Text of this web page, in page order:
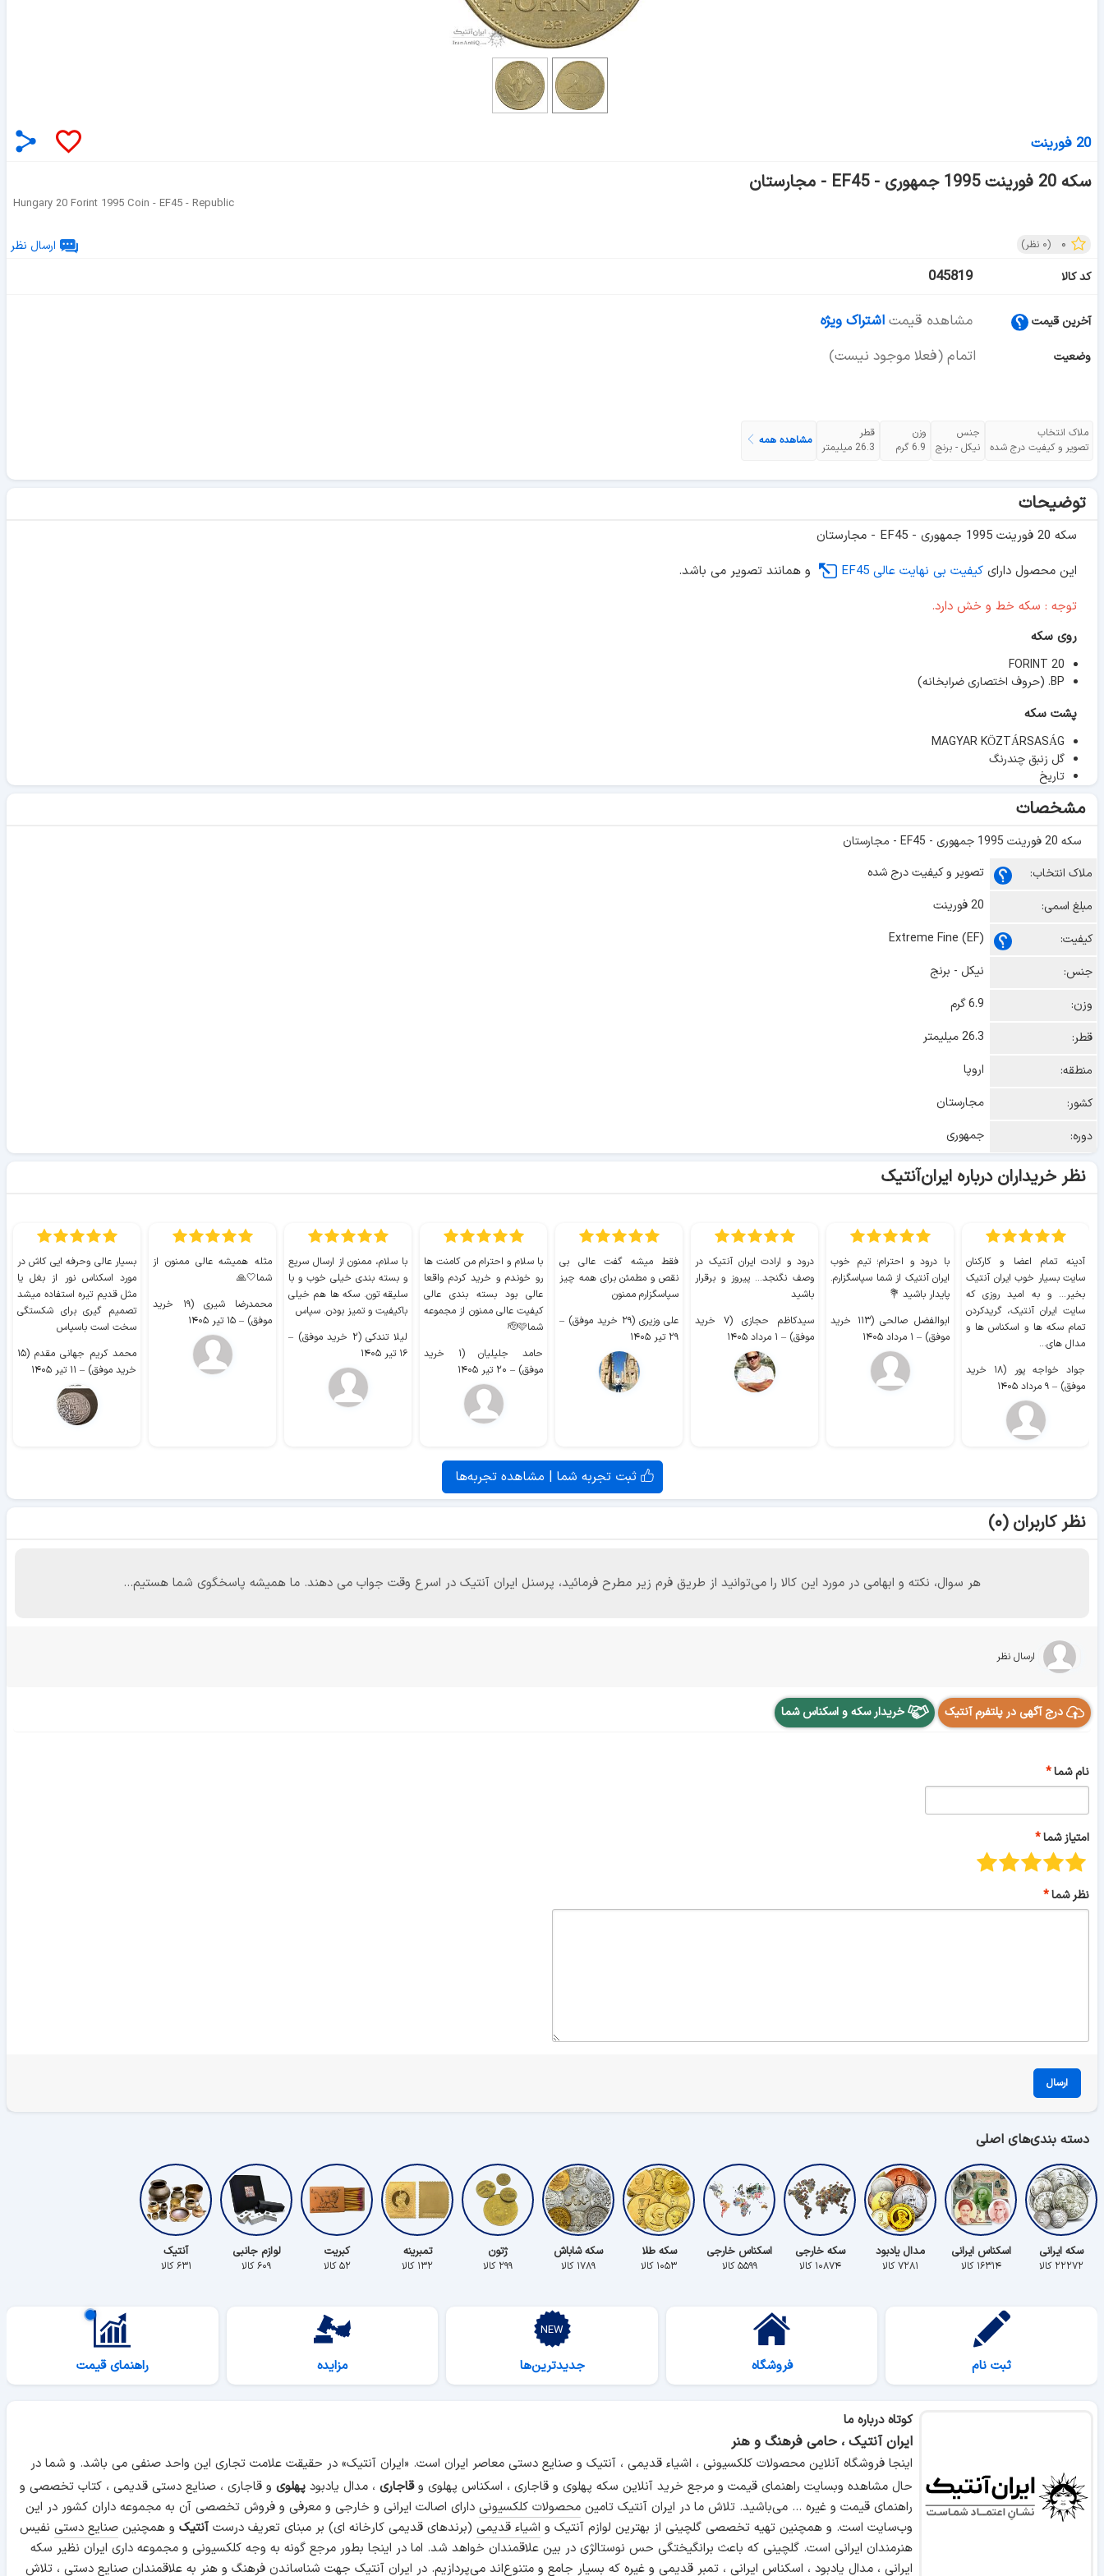
20 فورینت
سکه 20 فورینت 1995 جمهوری - EF45 - مجارستان
Hungary 20 Forint 1995 Coin - EF45 - Republic
۰ (۰ نظر)
ارسال نظر
کد کالا
045819
آخرین قیمت مشاهده قیمت اشتراک ویژه
وضعیت اتمام (فعلا موجود نیست)
ملاک انتخاب
تصویر و کیفیت درج شده
جنس
نیکل - برنج
وزن
6.9 گرم
قطر
26.3 میلیمتر
مشاهده همه
توضیحات
سکه 20 فورینت 1995 جمهوری - EF45 - مجارستان
این محصول دارای کیفیت بی نهایت عالی EF45
و همانند تصویر می باشد.
توجه : سکه خط و خش دارد.
روی سکه
20 FORINT
BP. (حروف اختصاری ضرابخانه)
پشت سکه
MAGYAR KÖZTÁRSASÁG
گل زنبق چندرنگ
تاریخ
مشخصات
سکه 20 فورینت 1995 جمهوری - EF45 - مجارستان
ملاک انتخاب:
تصویر و کیفیت درج شده
مبلغ اسمی:
20 فورینت
کیفیت:
Extreme Fine (EF)
جنس:
نیکل - برنج
وزن:
6.9 گرم
قطر:
26.3 میلیمتر
منطقه:
اروپا
کشور:
مجارستان
دوره:
جمهوری
نظر خریداران درباره ایران‌آنتیک
آدینه تمام اعضا و کارکنان
سایت بسیار خوب ايران آنتیک
بخیر... و به امید روزی که
سایت ايران آنتیک، گریدکردن
تمام سکه ها و اسکناس ها و
مدال های...
جواد خواجه پور (۱۸ خرید
موفق) – ۹ مرداد ۱۴۰۵
با درود و احترام؛ تیم خوب
ایران آنتیک از شما سپاسگزارم.
پایدار باشید 💐
ابوالفضل صالحی (۱۱۳ خرید
موفق) – ۱ مرداد ۱۴۰۵
درود و ارادت ایران آنتیک در
وصف نگنجد... پیروز و برقرار
باشید
سیدکاظم حجازی (۷ خرید
موفق) – ۱ مرداد ۱۴۰۵
فقط میشه گفت عالی بی
نقص و مطمئن برای همه چیز
سپاسگزارم ممنون
علی وزیری (۲۹ خرید موفق)
–
۲۹ تیر ۱۴۰۵
با سلام و احترام من کامنت ها
رو خوندم و خرید کردم واقعا
عالی بود بسته بندی عالی
کیفیت عالی ممنون از مجموعه
شما🫡🩷
حامد جلیلیان (۱ خرید
موفق) – ۲۰ تیر ۱۴۰۵
با سلام، ممنون از ارسال سریع
و بسته بندی خیلی خوب و با
سلیقه تون. سکه ها هم خیلی
باکیفیت و تمیز بودن. سپاس
لیلا تندکی (۲ خرید موفق)
–
۱۶ تیر ۱۴۰۵
مثله همیشه عالی ممنون از
شما🤍🙏
محمدرضا شیری (۱۹ خرید
موفق) – ۱۵ تیر ۱۴۰۵
بسیار عالی وحرفه ایی کاش در
مورد اسکناس نور از بغل یا
مثل قدیم تیره استفاده میشد
تصمیم گیری برای شکستگی
سخت است باسپاس
محمد کریم جهانی مقدم (۱۵
خرید موفق) – ۱۱ تیر ۱۴۰۵
ثبت تجربه شما | مشاهده تجربه‌ها
نظر کاربران (۰)
هر سوال، نکته و ابهامی در مورد این کالا را می‌توانید از طریق فرم زیر مطرح فرمائید، پرسنل ایران آنتیک در اسرع وقت جواب می دهند. ما همیشه پاسخگوی شما هستیم...
ارسال نظر
درج آگهی در پلتفرم آنتیک خریدار سکه و اسکناس شما
نام شما
امتیاز شما
نظر شما
ارسال
دسته بندی‌های اصلی
سکه ایرانی
۲۲۲۷۲ کالا
اسکناس ایرانی
۱۶۳۱۴ کالا
مدال یادبود
۷۲۸۱ کالا
سکه خارجی
۱۰۸۷۴ کالا
اسکناس خارجی
۵۵۹۹ کالا
سکه طلا
۱۰۵۳ کالا
سکه شاباش
۱۷۸۹ کالا
ژتون
۲۹۹ کالا
تمبرینه
۱۳۲ کالا
کبریت
۵۲ کالا
لوازم جانبی
۶۰۹ کالا
آنتیک
۶۳۱ کالا
ثبت نام فروشگاه جدیدترین‌ها مزایده راهنمای قیمت
کوتاه درباره ما
ایران آنتیک ، حامی فرهنگ و هنر
اینجا فروشگاه آنلاین محصولات کلکسیونی ، اشیاء قدیمی ، آنتیک و صنایع دستی معاصر ایران است. «ایران آنتیک» در حقیقت علامت تجاری این واحد صنفی می باشد. و شما در
حال مشاهده وبسایت راهنمای قیمت و مرجع خرید آنلاین سکه پهلوی و قاجاری ، اسکناس پهلوی وقاجاری ، مدال یادبود پهلوی و قاجاری ، صنایع دستی قدیمی ، کتاب تخصصی و
راهنمای قیمت و غیره ... می‌باشید. تلاش ما در ایران آنتیک تامین محصولات کلکسیونی دارای اصالت ایرانی و خارجی و معرفی و فروش تخصصی آن به مجموعه داران کشور در این
وب‌سایت است. و همچنین تهیه تخصصی گلچینی از بهترین لوازم آنتیک و اشیاء قدیمی (برندهای قدیمی کارخانه ای) بر مبنای تعریف درست آنتیک و همچنین صنایع دستی نفیس
هنرمندان ایرانی است. گلچینی که باعث برانگیختگی حس نوستالژی در بین علاقمندان خواهد شد. اما در اینجا بطور مرجع گونه به وجه کلکسیونی و مجموعه داری ایران نظیر سکه
ایرانی ، مدال یادبود ، اسکناس ایرانی ، تمبر قدیمی و غیره که بسیار جامع و متنوع‌اند می‌پردازیم. در ایران آنتیک جهت شناساندن فرهنگ و هنر به علاقمندان صنایع دستی ، تلاش